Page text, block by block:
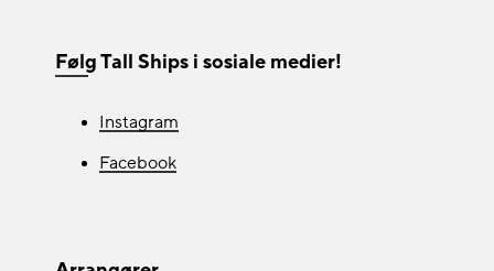
Følg Tall Ships i sosiale medier!
Instagram
Facebook